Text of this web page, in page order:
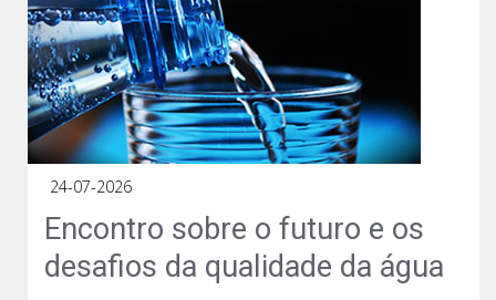
24-07-2026
Encontro sobre o futuro e os
desafios da qualidade da água